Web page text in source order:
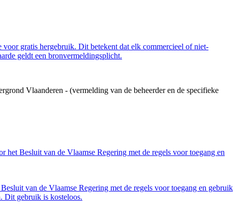
gratis hergebruik. Dit betekent dat elk commercieel of niet-
geldt een bronvermeldingsplicht.
Vlaanderen - (vermelding van de beheerder en de specifieke
het Besluit van de Vlaamse Regering met de regels voor toegang en
van de Vlaamse Regering met de regels voor toegang en gebruik
Dit gebruik is kosteloos.